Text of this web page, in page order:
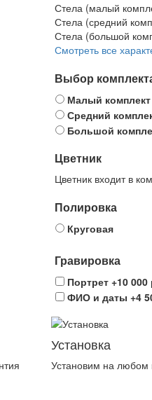
Стела (малый
Стела (средний
Стела (большой
Смотреть все
Выбор
Малый комплект
Средний
Большой
Цветник
Цветник входит в
Полировка
Круговая
Гравировка
Портрет +10 000
ФИО и даты +4
Установка
Установим на любом